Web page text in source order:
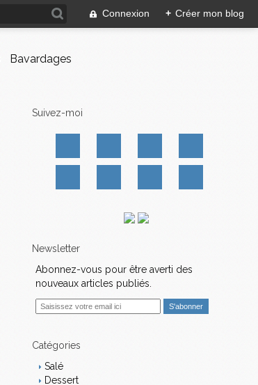
Connexion + Créer mon blog
Bavardages
Suivez-moi
Newsletter
Abonnez-vous pour être averti des
nouveaux articles publiés.
i Catégories
Salé
Dessert